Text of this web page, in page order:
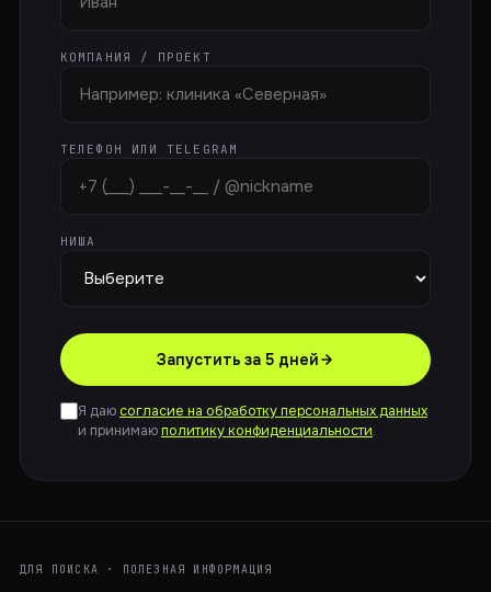
КОМПАНИЯ / ПРОЕКТ
ТЕЛЕФОН ИЛИ TELEGRAM
НИША
Запустить за 5 дней
Я даю согласие на обработку персональных данных
и принимаюполитику конфиденциальности.
ДЛЯ ПОИСКА · ПОЛЕЗНАЯ ИНФОРМАЦИЯ